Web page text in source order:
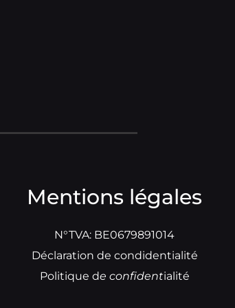
Mentions légales
N°TVA: BE0679891014
Déclaration de condidentialité
Politique de confidentialité